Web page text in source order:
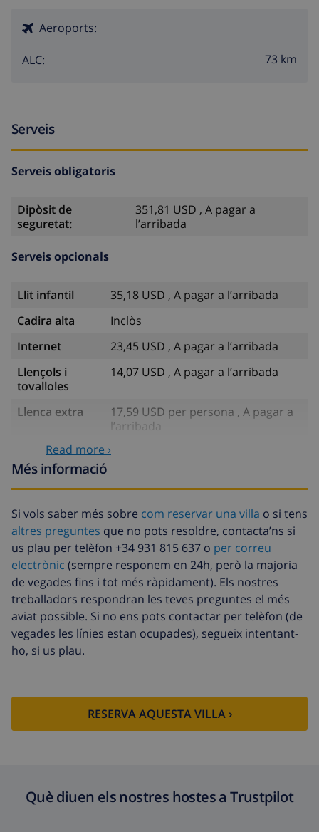
Aeroports:
ALC: 73 km
Serveis
Serveis obligatoris
Dipòsit de
seguretat:
351,81 USD , A pagar a
l’arribada
Serveis opcionals
Llit infantil
35,18 USD , A pagar a l’arribada
Cadira alta
Inclòs
Internet
23,45 USD , A pagar a l’arribada
Llençols i
tovalloles
14,07 USD , A pagar a l’arribada
Llenca extra
17,59 USD per persona , A pagar a
l’arribada
Tovalloles
extra
8,80 USD per persona , A pagar a
Sortida
tardana
113,75 USD
Neteja extra
Basat en el consum d’energia
(52,77 USD/HOUR)
Fons de
cancel·lació :
4.80% De la quantitat total
Read more ›
Més informació
Si vols saber més sobre com reservar una villa o si tens
altres preguntes que no pots resoldre, contacta’ns si
us plau per telèfon +34 931 815 637 o per correu
electrònic (sempre responem en 24h, però la majoria
de vegades fins i tot més ràpidament). Els nostres
treballadors respondran les teves preguntes el més
aviat possible. Si no ens pots contactar per telèfon (de
vegades les línies estan ocupades), segueix intentant-
ho, si us plau.
RESERVA AQUESTA VILLA ›
Què diuen els nostres hostes a Trustpilot